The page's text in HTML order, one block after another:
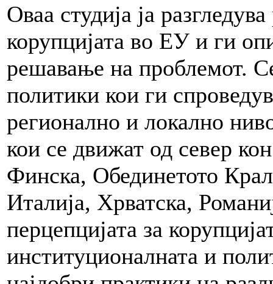
Оваа студија ја
корупцијата во ЕУ и ги
решавање на проблемот.
политики кои ги
регионално и локално
кои се движат од север
Финска, Обединетото
Италија, Хрватска,
перцепцијата за
институционалната и